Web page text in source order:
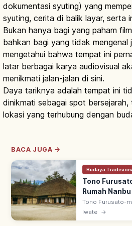
dokumentasi syuting) yang
syuting, cerita di balik layar, serta
Bukan hanya bagi yang paham
bahkan bagi yang tidak mengenal
mengetahui bahwa tempat ini
latar berbagai karya audiovisual
menikmati jalan-jalan di sini.
Daya tariknya adalah tempat ini
dinikmati sebagai spot bersejarah,
lokasi yang terhubung dengan
BACA JUGA →
Budaya
Tono
Rumah
Rute &
Tono Furusato-
wisata dengan 7
Iwate →